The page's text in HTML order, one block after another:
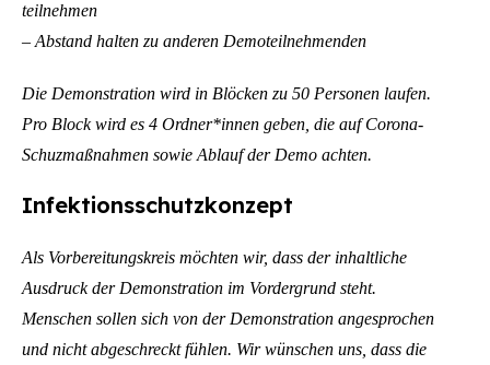
teilnehmen
– Abstand halten zu anderen Demoteilnehmenden
Die Demonstration wird in Blöcken zu 50 Personen laufen.
Pro Block wird es 4 Ordner*innen geben, die auf Corona-
Schuzmaßnahmen sowie Ablauf der Demo achten.
Infektionsschutzkonzept
Als Vorbereitungskreis möchten wir, dass der inhaltliche
Ausdruck der Demonstration im Vordergrund steht.
Menschen sollen sich von der Demonstration angesprochen
und nicht abgeschreckt fühlen. Wir wünschen uns, dass die